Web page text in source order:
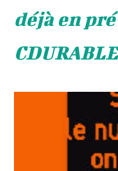
déjà en